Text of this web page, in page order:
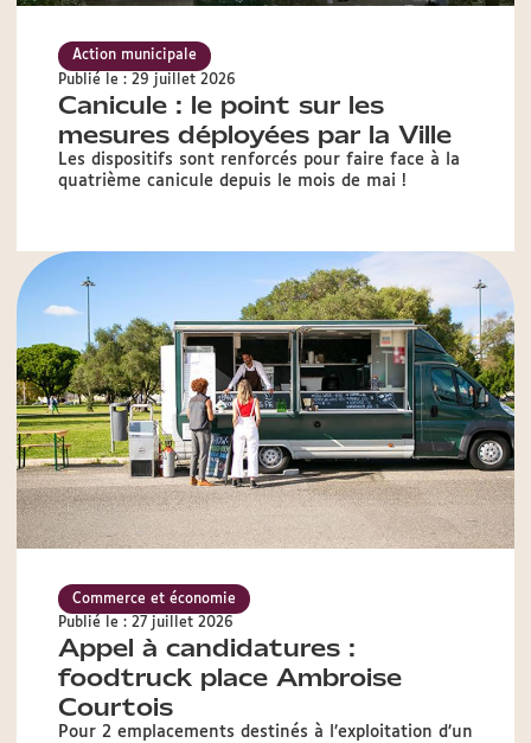
Action municipale
Publié le : 29 juillet 2026
Canicule : le point sur les
mesures déployées par la Ville
Les dispositifs sont renforcés pour faire face à la
quatrième canicule depuis le mois de mai !
Commerce et économie
Publié le : 27 juillet 2026
Appel à candidatures :
foodtruck place Ambroise
Courtois
Pour 2 emplacements destinés à l’exploitation d’un